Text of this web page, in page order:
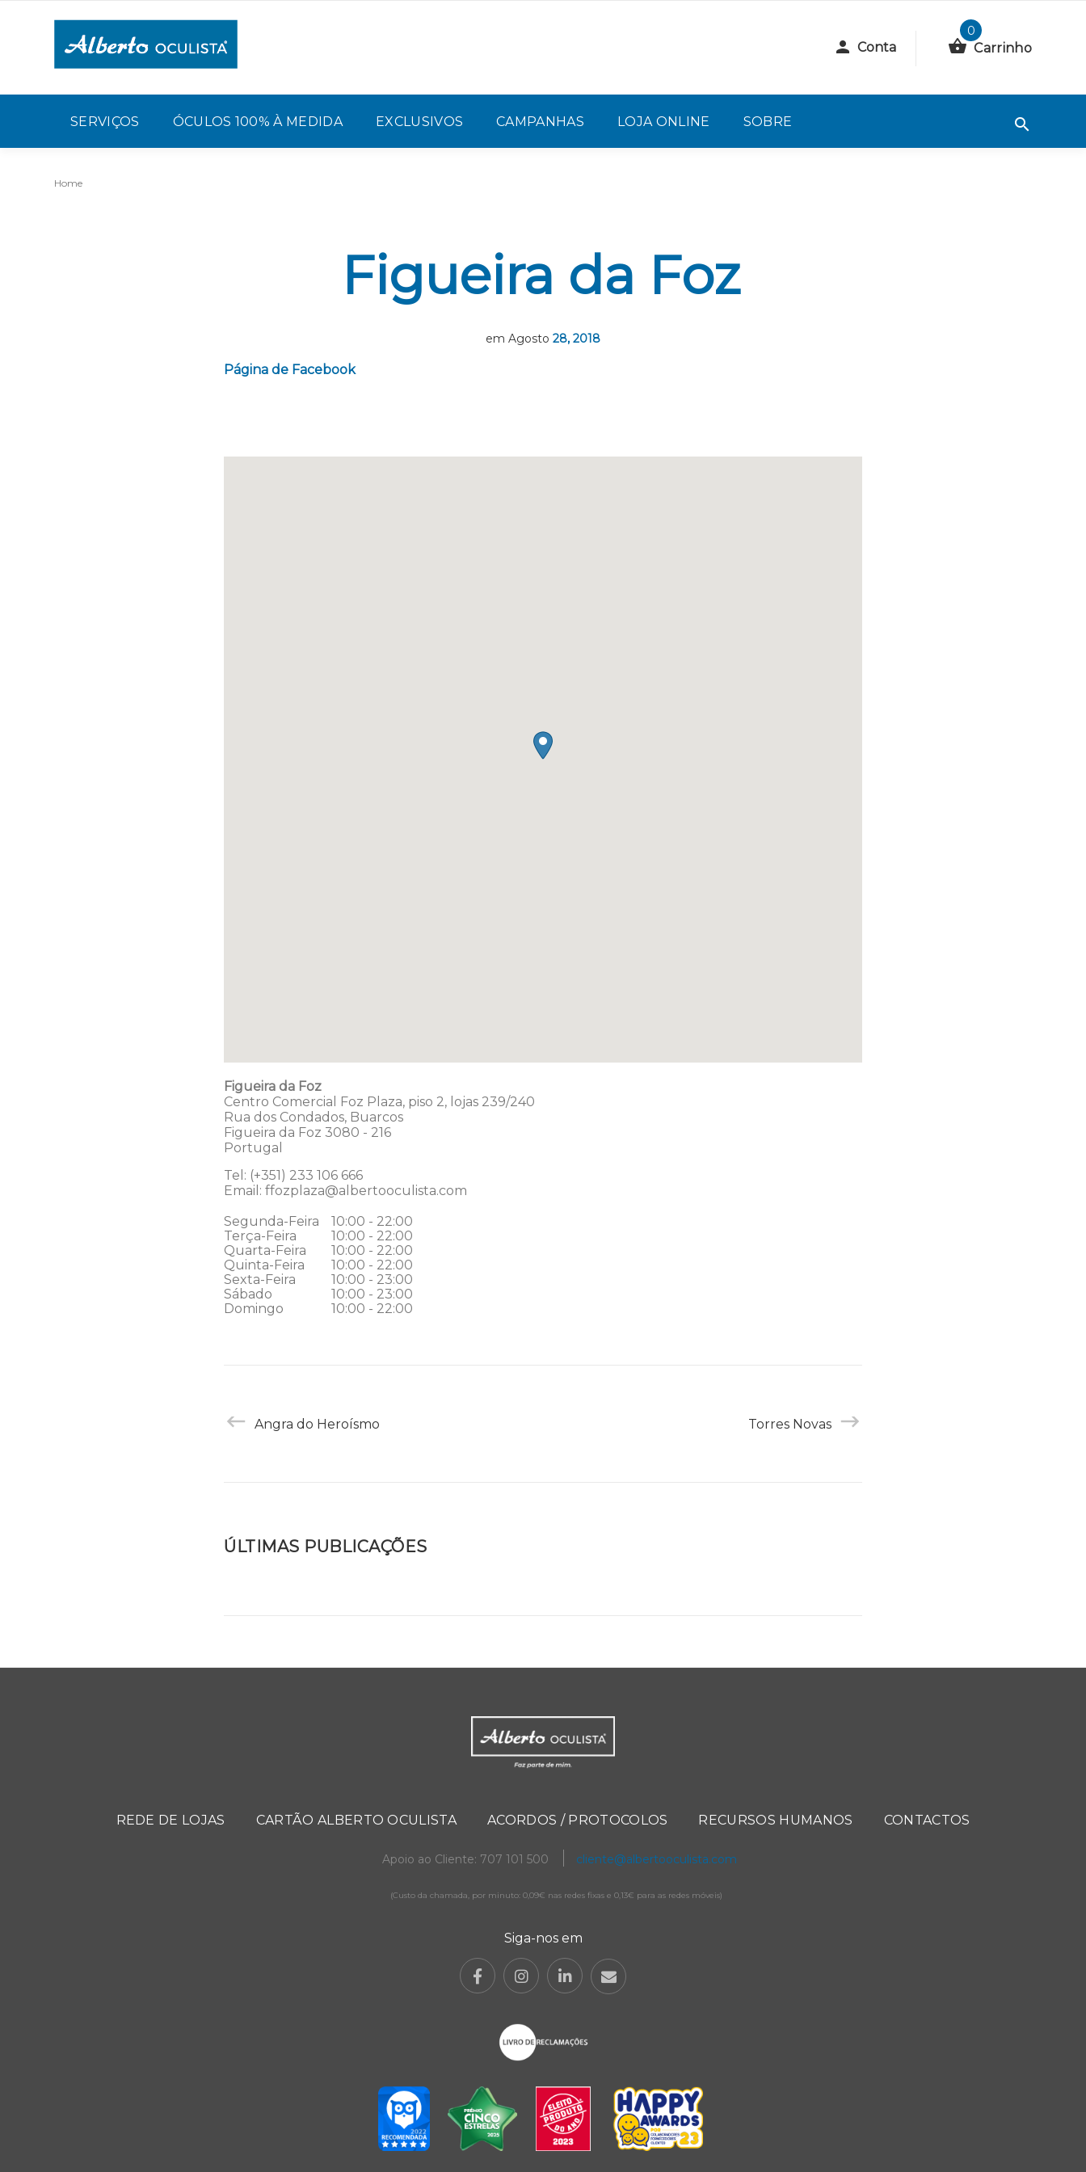
Conta
0
Carrinho
SERVIÇOS ÓCULOS 100% À MEDIDA EXCLUSIVOS CAMPANHAS LOJA ONLINE SOBRE
Home
Figueira da Foz
em Agosto 28, 2018
Página de Facebook
Figueira da Foz
Centro Comercial Foz Plaza, piso 2, lojas 239/240
Rua dos Condados, Buarcos
Figueira da Foz 3080 - 216
Portugal
Tel: (+351) 233 106 666
Email: ffozplaza@albertooculista.com
Segunda-Feira
10:00 - 22:00
Terça-Feira
10:00 - 22:00
Quarta-Feira
10:00 - 22:00
Quinta-Feira
10:00 - 22:00
Sexta-Feira
10:00 - 23:00
Sábado
10:00 - 23:00
Domingo
10:00 - 22:00
Angra do Heroísmo Torres Novas
ÚLTIMAS PUBLICAÇÕES
REDE DE LOJAS CARTÃO ALBERTO OCULISTA ACORDOS / PROTOCOLOS RECURSOS HUMANOS CONTACTOS
Apoio ao Cliente: 707 101 500 cliente@albertooculista.com
(Custo da chamada, por minuto: 0,09€ nas redes fixas e 0,13€ para as redes móveis)
Siga-nos em